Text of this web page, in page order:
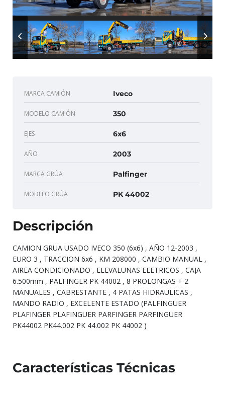
MARCA CAMIÓN Iveco
MODELO CAMIÓN 350
EJES 6x6
AÑO 2003
MARCA GRÚA Palfinger
MODELO GRÚA PK 44002
Descripción
CAMION GRUA USADO IVECO 350 (6x6) , AÑO 12-2003 ,
EURO 3 , TRACCION 6x6 , KM 208000 , CAMBIO MANUAL ,
AIREA CONDICIONADO , ELEVALUNAS ELETRICOS , CAJA
6.500mm , PALFINGER PK 44002 , 8 PROLONGAS + 2
MANUALES , CABRESTANTE , 4 PATAS HIDRAULICAS ,
MANDO RADIO , EXCELENTE ESTADO (PALFINGUER
PLAFINGER PLAFINGUER PARFINGER PARFINGUER
PK44002 PK44.002 PK 44.002 PK 44002 )
Características Técnicas